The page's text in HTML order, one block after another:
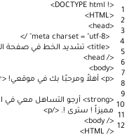
1
2
3
4
5
6
7
8
9
10
11
12
<
!
DOCTYPE html
>
<
HTML
>
<
head
>
<
meta charset = "utf-8"
/
>
<
title
> تشديد الخط في صفحة
<
/
head
>
<
body
>
<
p
> أهلاً ومرحبًا بك في موقعي!
<
<
strong
> أرجو التساهل معي في
مميزاً ! سترى !
.
<
/
p
>
<
/
body
>
<
/
HTML
>